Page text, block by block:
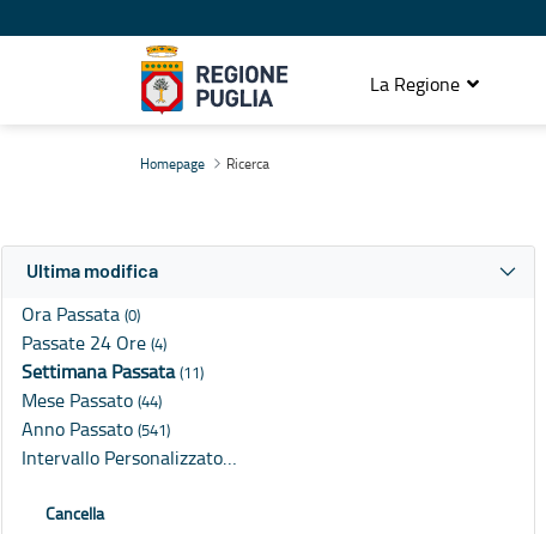
La Regione
Homepage Ricerca
Ultima modifica
Ora Passata (0)
Passate 24 Ore (4)
Settimana Passata(11)
Mese Passato (44)
Anno Passato (541)
Intervallo Personalizzato…
Cancella